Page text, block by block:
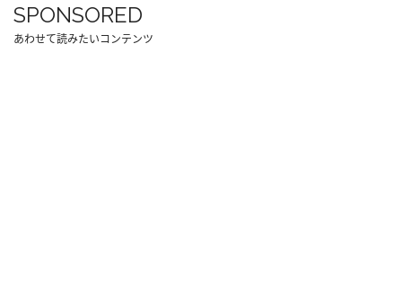
SPONSORED
あわせて読みたいコンテンツ